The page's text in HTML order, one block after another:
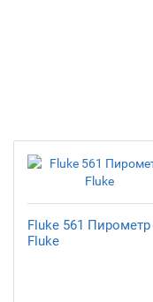
Fluke 561 Пирометр
Fluke